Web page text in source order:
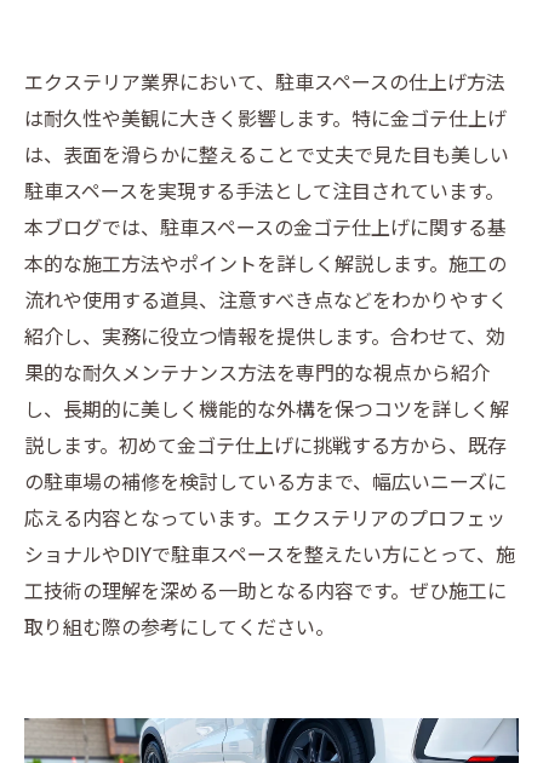
エクステリア業界において、駐車スペースの仕上げ方法
は耐久性や美観に大きく影響します。特に金ゴテ仕上げ
は、表面を滑らかに整えることで丈夫で見た目も美しい
駐車スペースを実現する手法として注目されています。
本ブログでは、駐車スペースの金ゴテ仕上げに関する基
本的な施工方法やポイントを詳しく解説します。施工の
流れや使用する道具、注意すべき点などをわかりやすく
紹介し、実務に役立つ情報を提供します。合わせて、効
果的な耐久メンテナンス方法を専門的な視点から紹介
し、長期的に美しく機能的な外構を保つコツを詳しく解
説します。初めて金ゴテ仕上げに挑戦する方から、既存
の駐車場の補修を検討している方まで、幅広いニーズに
応える内容となっています。エクステリアのプロフェッ
ショナルやDIYで駐車スペースを整えたい方にとって、施
工技術の理解を深める一助となる内容です。ぜひ施工に
取り組む際の参考にしてください。